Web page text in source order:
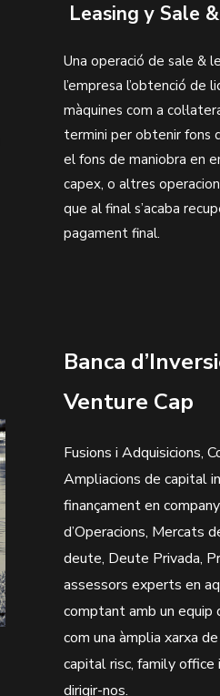
Leasing y Sale
Una operació de sale &
l’empresa l’obtenció
màquines com a
termini per obtenir fons
el fons de maniobra en
capex, o altres
que al final s’acaba
pagament final.
Banca
Venture Cap
Fusions i Adquisicions,
Ampliacions de capital
finançament en
d’Operacions, Mercats
deute, Deute Privada,
assessors experts en
comptant amb un equip
com una àmplia xarxa
capital risc, family
dirigir-nos.